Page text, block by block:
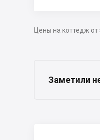
Цены на коттедж
Заметили